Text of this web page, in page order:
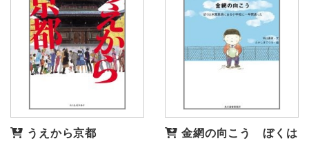
うえから京都
金網の向こう ぼくは